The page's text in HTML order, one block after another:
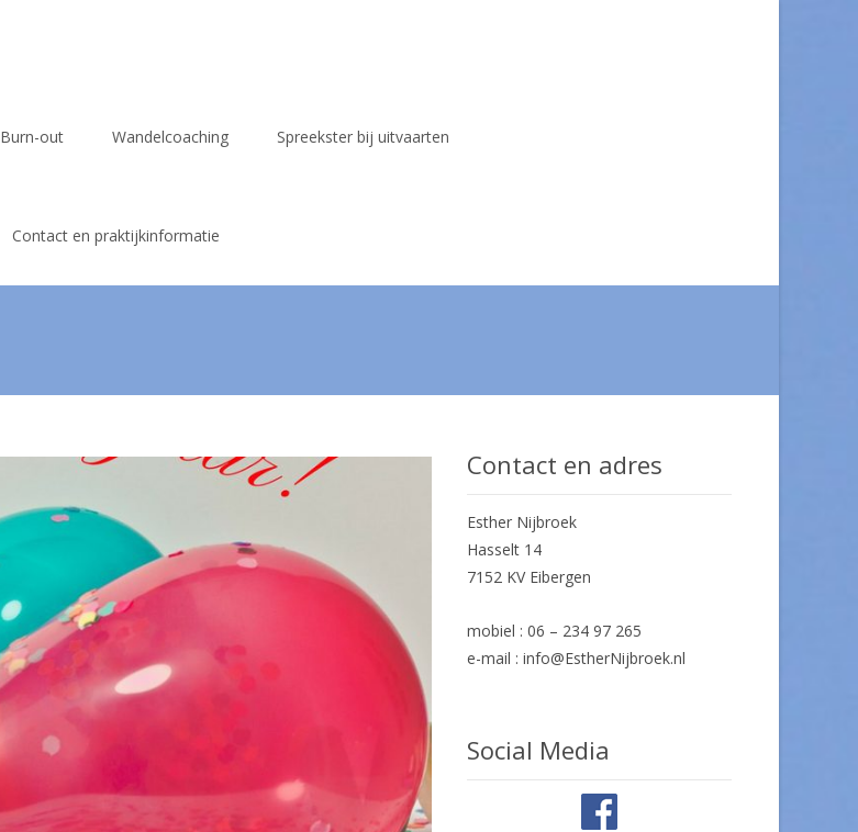
Burn-out Wandelcoaching Spreekster bij uitvaarten
Contact en praktijkinformatie
Contact en adres
Esther Nijbroek
Hasselt 14
7152 KV Eibergen
mobiel : 06 – 234 97 265
e-mail : info@EstherNijbroek.nl
Social Media